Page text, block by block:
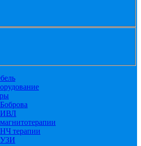
ИВЛ
терапии
УЗИ